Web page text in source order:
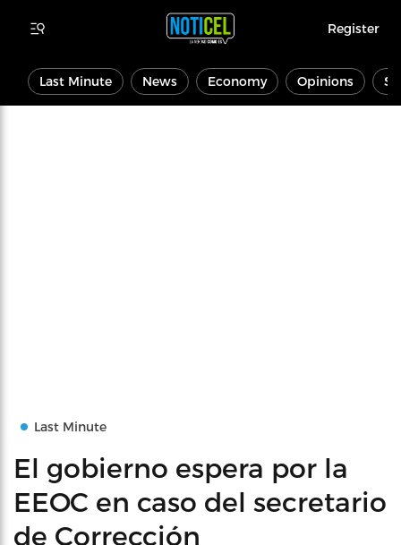
Register
Last Minute News Economy Opinions
Last Minute
El gobierno espera por la
EEOC en caso del secretario
de Corrección